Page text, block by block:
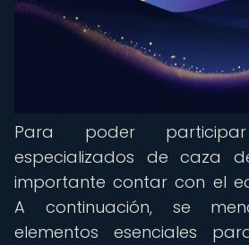
Para poder
especializados de caza
importante contar con el
A continuación, se
elementos esenciales